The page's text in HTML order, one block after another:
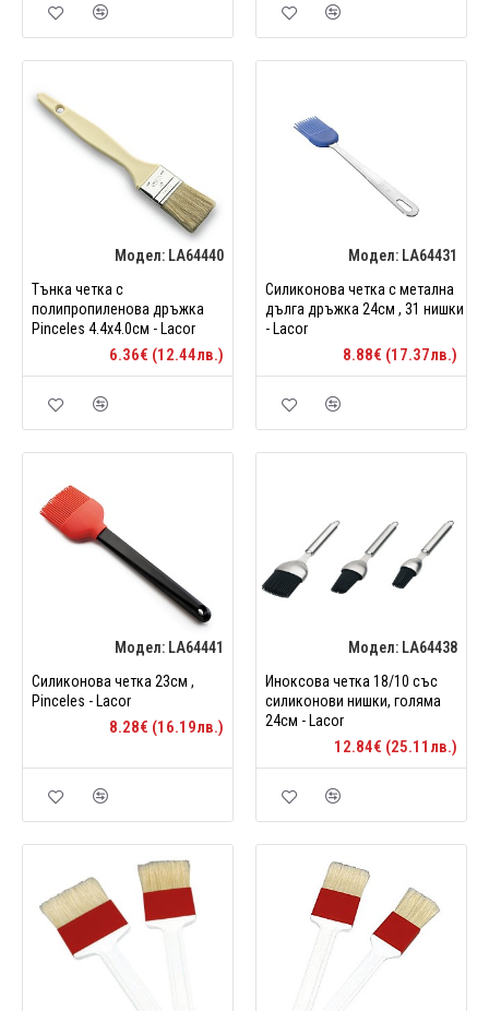
Модел: LA64440
Тънка четка с
полипропиленова дръжка
Pinceles 4.4х4.0см - Lacor
6.36€ (12.44лв.)
Модел: LA64431
Силиконова четка с метална
дълга дръжка 24см , 31 нишки
- Lacor
8.88€ (17.37лв.)
Модел: LA64441
Силиконова четка 23см ,
Pinceles - Lacor
8.28€ (16.19лв.)
Модел: LA64438
Иноксова четка 18/10 със
силиконови нишки, голяма
24см - Lacor
12.84€ (25.11лв.)